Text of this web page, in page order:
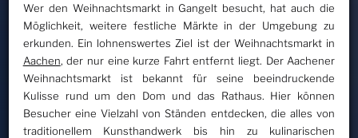
Wer den Weihnachtsmarkt in Gangelt besucht, hat auch die
Möglichkeit, weitere festliche Märkte in der Umgebung zu
erkunden. Ein lohnenswertes Ziel ist der Weihnachtsmarkt in
Aachen, der nur eine kurze Fahrt entfernt liegt. Der Aachener
Weihnachtsmarkt ist bekannt für seine beeindruckende
Kulisse rund um den Dom und das Rathaus. Hier können
Besucher eine Vielzahl von Ständen entdecken, die alles von
traditionellem Kunsthandwerk bis hin zu kulinarischen